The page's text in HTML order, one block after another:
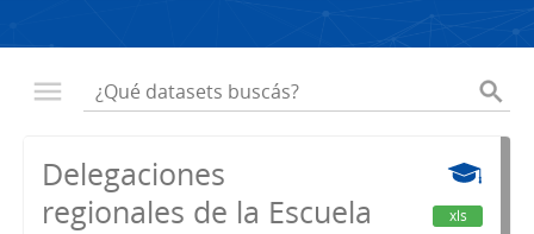
Delegaciones
regionales de la Escuela
xls